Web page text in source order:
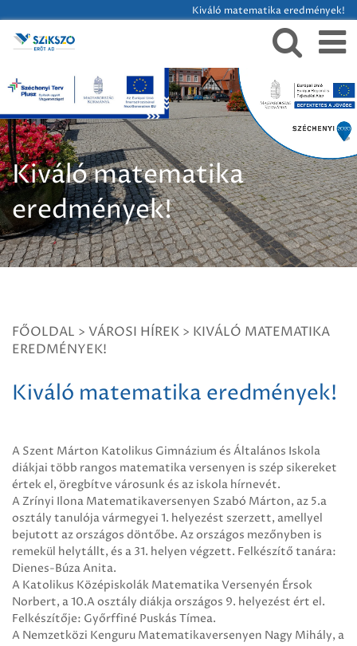
Kiváló matematika eredmények!
Kiváló matematika
eredmények!
FŐOLDAL > VÁROSI HÍREK > KIVÁLÓ MATEMATIKA
EREDMÉNYEK!
Kiváló matematika eredmények!
A Szent Márton Katolikus Gimnázium és Általános Iskola
diákjai több rangos matematika versenyen is szép sikereket
értek el, öregbítve városunk és az iskola hírnevét.
A Zrínyi Ilona Matematikaversenyen Szabó Márton, az 5.a
osztály tanulója vármegyei 1. helyezést szerzett, amellyel
bejutott az országos döntőbe. Az országos mezőnyben is
remekül helytállt, és a 31. helyen végzett. Felkészítő tanára:
Dienes-Búza Anita.
A Katolikus Középiskolák Matematika Versenyén Érsok
Norbert, a 10.A osztály diákja országos 9. helyezést ért el.
Felkészítője: Győrffiné Puskás Tímea.
A Nemzetközi Kenguru Matematikaversenyen Nagy Mihály, a